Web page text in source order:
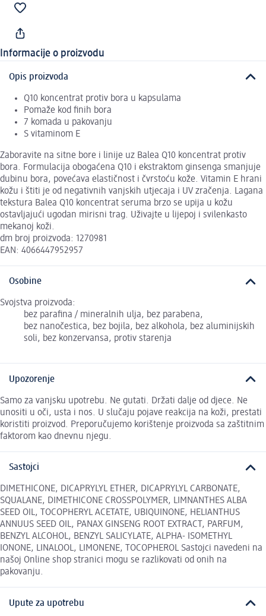
Informacije o proizvodu
Opis proizvoda
Q10 koncentrat protiv bora u kapsulama
Pomaže kod finih bora
7 komada u pakovanju
S vitaminom E
Zaboravite na sitne bore i linije uz Balea Q10 koncentrat protiv
bora. Formulacija obogaćena Q10 i ekstraktom ginsenga smanjuje
dubinu bora, povećava elastičnost i čvrstoću kože. Vitamin E hrani
kožu i štiti je od negativnih vanjskih utjecaja i UV zračenja. Lagana
tekstura Balea Q10 koncentrat seruma brzo se upija u kožu
ostavljajući ugodan mirisni trag. Uživajte u lijepoj i svilenkasto
mekanoj koži.
dm broj proizvoda: 1270981
EAN: 4066447952957
Osobine
Svojstva proizvoda:
bez parafina / mineralnih ulja, bez parabena,
bez nanočestica, bez bojila, bez alkohola, bez aluminijskih
soli, bez konzervansa, protiv starenja
Upozorenje
Samo za vanjsku upotrebu. Ne gutati. Držati dalje od djece. Ne
unositi u oči, usta i nos. U slučaju pojave reakcija na koži, prestati
koristiti proizvod. Preporučujemo korištenje proizvoda sa zaštitnim
faktorom kao dnevnu njegu.
Sastojci
DIMETHICONE, DICAPRYLYL ETHER, DICAPRYLYL CARBONATE,
SQUALANE, DIMETHICONE CROSSPOLYMER, LIMNANTHES ALBA
SEED OIL, TOCOPHERYL ACETATE, UBIQUINONE, HELIANTHUS
ANNUUS SEED OIL, PANAX GINSENG ROOT EXTRACT, PARFUM,
BENZYL ALCOHOL, BENZYL SALICYLATE, ALPHA- ISOMETHYL
IONONE, LINALOOL, LIMONENE, TOCOPHEROL Sastojci navedeni na
našoj Online shop stranici mogu se razlikovati od onih na
pakovanju.
Upute za upotrebu